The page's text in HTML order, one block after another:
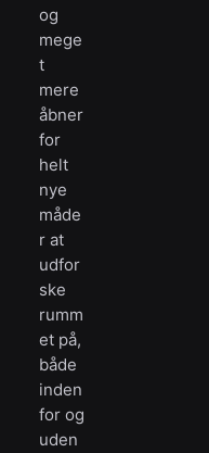
og
mege
t
mere
åbner
for
helt
nye
måde
r at
udfor
ske
rumm
et på,
både
inden
for og
uden